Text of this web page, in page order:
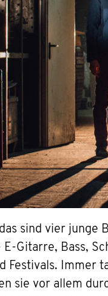
sind vier junge
E-Gitarre, Bass,
Festivals. Immer
sie vor allem